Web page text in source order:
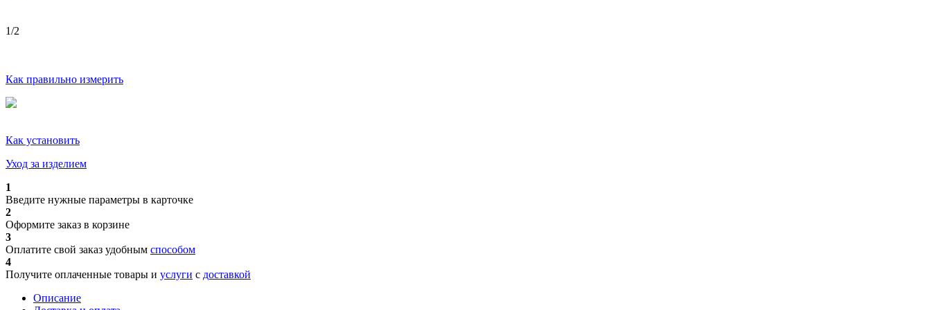
1/2
Как правильно измерить
Как установить
Уход за изделием
1
Введите нужные параметры в карточке
2
Оформите заказ в корзине
3
Оплатите свой заказ удобным способом
4
Получите оплаченные товары и услуги с доставкой
Описание